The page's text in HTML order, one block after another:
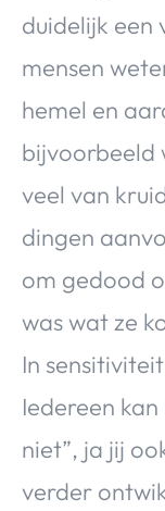
duidelijk een
mensen
hemel en
bijvoorbeeld
veel van
dingen
om gedood
was wat ze
In
Iedereen
niet”, ja jij
verder